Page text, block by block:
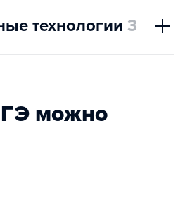
технологии 3
можно